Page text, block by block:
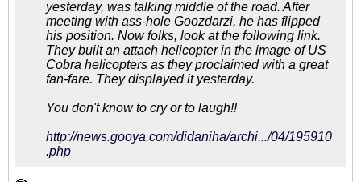
yesterday, was talking middle of the road. After
meeting with ass-hole Goozdarzi, he has flipped
his position. Now folks, look at the following link.
They built an attach helicopter in the image of US
Cobra helicopters as they proclaimed with a great
fan-fare. They displayed it yesterday.
You don't know to cry or to laugh!!
http://news.gooya.com/didaniha/archi.../04/195910
.php